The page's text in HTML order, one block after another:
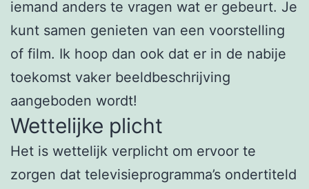
iemand anders te vragen wat er gebeurt. Je
kunt samen genieten van een voorstelling
of film. Ik hoop dan ook dat er in de nabije
toekomst vaker beeldbeschrijving
aangeboden wordt!
Wettelijke plicht
Het is wettelijk verplicht om ervoor te
zorgen dat televisieprogramma’s ondertiteld